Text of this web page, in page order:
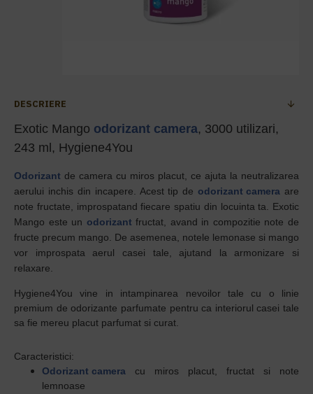
DESCRIERE
Exotic Mango odorizant camera, 3000 utilizari,
243 ml, Hygiene4You
Odorizant de camera cu miros placut, ce ajuta la neutralizarea
aerului inchis din incapere. Acest tip de odorizant camera are
note fructate, improspatand fiecare spatiu din locuinta ta. Exotic
Mango este un odorizant fructat, avand in compozitie note de
fructe precum mango. De asemenea, notele lemonase si mango
vor improspata aerul casei tale, ajutand la armonizare si
relaxare.
Hygiene4You vine in intampinarea nevoilor tale cu o linie
premium de odorizante parfumate pentru ca interiorul casei tale
sa fie mereu placut parfumat si curat.
Caracteristici:
Odorizant camera cu miros placut, fructat si note
lemnoase